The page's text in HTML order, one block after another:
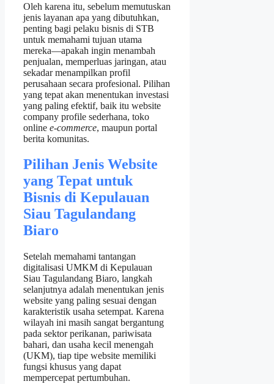
Oleh karena itu, sebelum memutuskan
jenis layanan apa yang dibutuhkan,
penting bagi pelaku bisnis di STB
untuk memahami tujuan utama
mereka—apakah ingin menambah
penjualan, memperluas jaringan, atau
sekadar menampilkan profil
perusahaan secara profesional. Pilihan
yang tepat akan menentukan investasi
yang paling efektif, baik itu website
company profile sederhana, toko
online e‑commerce, maupun portal
berita komunitas.
Pilihan Jenis Website
yang Tepat untuk
Bisnis di Kepulauan
Siau Tagulandang
Biaro
Setelah memahami tantangan
digitalisasi UMKM di Kepulauan
Siau Tagulandang Biaro, langkah
selanjutnya adalah menentukan jenis
website yang paling sesuai dengan
karakteristik usaha setempat. Karena
wilayah ini masih sangat bergantung
pada sektor perikanan, pariwisata
bahari, dan usaha kecil menengah
(UKM), tiap tipe website memiliki
fungsi khusus yang dapat
mempercepat pertumbuhan.